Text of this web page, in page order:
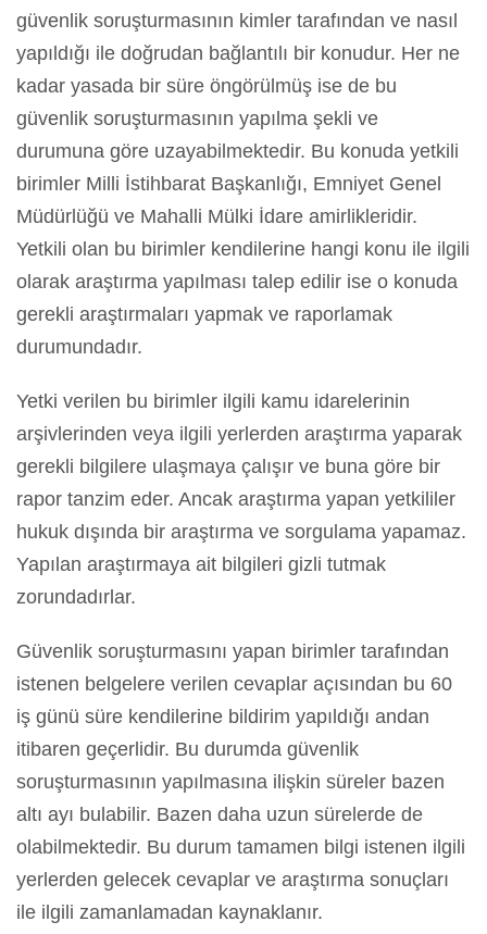
güvenlik soruşturmasının kimler tarafından ve nasıl
yapıldığı ile doğrudan bağlantılı bir konudur. Her ne
kadar yasada bir süre öngörülmüş ise de bu
güvenlik soruşturmasının yapılma şekli ve
durumuna göre uzayabilmektedir. Bu konuda yetkili
birimler Milli İstihbarat Başkanlığı, Emniyet Genel
Müdürlüğü ve Mahalli Mülki İdare amirlikleridir.
Yetkili olan bu birimler kendilerine hangi konu ile ilgili
olarak araştırma yapılması talep edilir ise o konuda
gerekli araştırmaları yapmak ve raporlamak
durumundadır.
Yetki verilen bu birimler ilgili kamu idarelerinin
arşivlerinden veya ilgili yerlerden araştırma yaparak
gerekli bilgilere ulaşmaya çalışır ve buna göre bir
rapor tanzim eder. Ancak araştırma yapan yetkililer
hukuk dışında bir araştırma ve sorgulama yapamaz.
Yapılan araştırmaya ait bilgileri gizli tutmak
zorundadırlar.
Güvenlik soruşturmasını yapan birimler tarafından
istenen belgelere verilen cevaplar açısından bu 60
iş günü süre kendilerine bildirim yapıldığı andan
itibaren geçerlidir. Bu durumda güvenlik
soruşturmasının yapılmasına ilişkin süreler bazen
altı ayı bulabilir. Bazen daha uzun sürelerde de
olabilmektedir. Bu durum tamamen bilgi istenen ilgili
yerlerden gelecek cevaplar ve araştırma sonuçları
ile ilgili zamanlamadan kaynaklanır.